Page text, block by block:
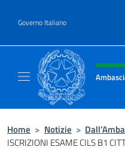
Governo Italiano
Intestazione
Home > Notizie >
ISCRIZIONI ESAME CILS B1